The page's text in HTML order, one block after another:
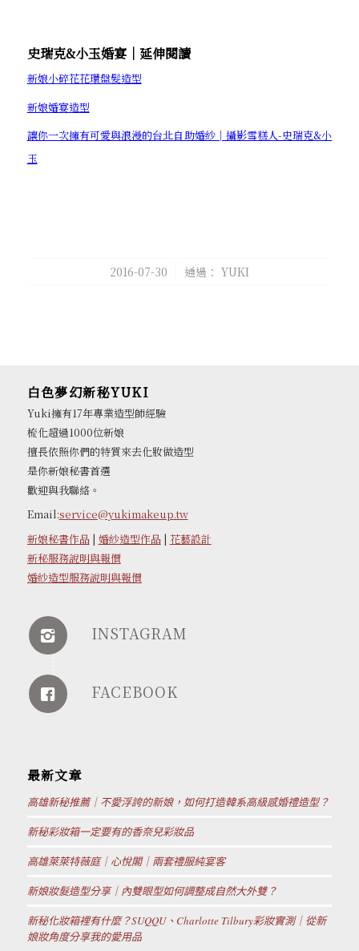
史瑞克&小玉婚宴│延伸閱讀
新娘小碎花花環盤髮造型
新娘婚宴造型
讓你一次擁有可愛與浪漫的台北自助婚紗│攝影雪糕人-史瑞克&小
玉
2016-07-30
/ 通過： YUKI
白色夢幻新秘YUKI
Yuki擁有17年專業造型師經驗
梳化超過1000位新娘
擅長依照你們的特質來去化妝做造型
是你新娘秘書首選
歡迎與我聯絡。
Email:service@yukimakeup.tw
新娘秘書作品| 婚紗造型作品| 花藝設計
新秘服務說明與報價
婚紗造型服務說明與報價
INSTAGRAM
FACEBOOK
最新文章
高雄新秘推薦｜不愛浮誇的新娘，如何打造韓系高級感婚禮造型？
新秘彩妝箱一定要有的香奈兒彩妝品
高雄萊萊特薇庭｜心悅閣｜兩套禮服純宴客
新娘妝髮造型分享｜內雙眼型如何調整成自然大外雙？
新秘化妝箱裡有什麼？SUQQU、Charlotte Tilbury彩妝實測｜從新
娘妝角度分享我的愛用品